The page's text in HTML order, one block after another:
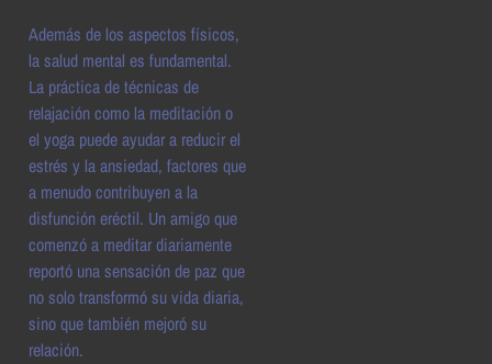
Además de los aspectos físicos,
la salud mental es fundamental.
La práctica de técnicas de
relajación como la meditación o
el yoga puede ayudar a reducir el
estrés y la ansiedad, factores que
a menudo contribuyen a la
disfunción eréctil. Un amigo que
comenzó a meditar diariamente
reportó una sensación de paz que
no solo transformó su vida diaria,
sino que también mejoró su
relación.